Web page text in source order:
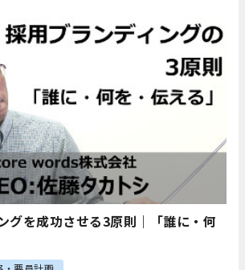
グを成功させる3原則｜「誰に・何